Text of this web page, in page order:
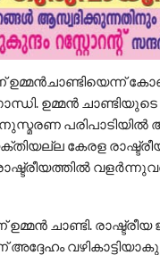
ഉമ്മന്‍ചാണ്ടിയെന്ന്
ഉമ്മന്‍ ചാണ്ടിയുടെ
അനുസ്മരണ
കേരള
ചാണ്ടി. രാഷ്ട്രീയ